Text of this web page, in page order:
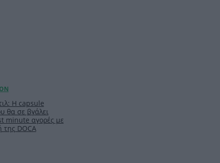
Η capsule
θα σε βγάλει
minute αγορές με
DOCA